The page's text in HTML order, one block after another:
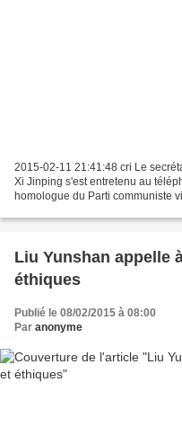
2015-02-11 21:41:48 cri Le
Xi Jinping s'est entretenu au
homologue du Parti communiste
Liu Yunshan appelle
éthiques
Publié le 08/02/2015 à 08:00
Par anonyme